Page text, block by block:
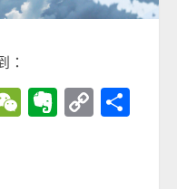
：
WeChat
Evernote
Copy